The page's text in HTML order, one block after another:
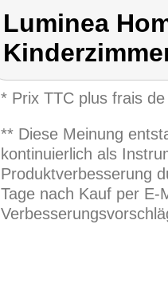
Luminea
* Prix TTC plus frais
** Diese Meinung
kontinuierlich als
Produktverbesserung
Tage nach Kauf per E-